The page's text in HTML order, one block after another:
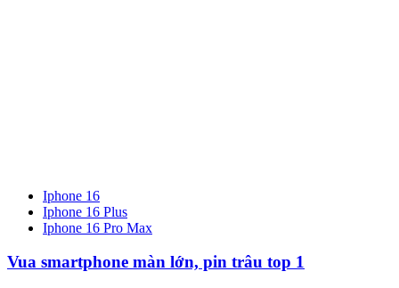
Iphone 16
Iphone 16 Plus
Iphone 16 Pro Max
Vua smartphone màn lớn, pin trâu top 1